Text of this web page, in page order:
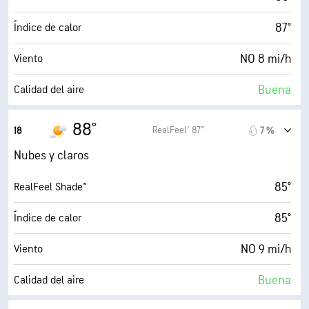
Índice de calor 87°
Viento NO 8 mi/h
Calidad del aire Buena
Índice UV máx.
Ráfagas
Humedad 29 %
Punto de rocío 53° F
AccuLumen Brightness Index™ 7 (Luminoso)
Nubosidad 60 %
18 88° RealFeel® 87° 7 %
Nubes y claros
RealFeel Shade™ 85°
Índice de calor 85°
Viento NO 9 mi/h
Calidad del aire Buena